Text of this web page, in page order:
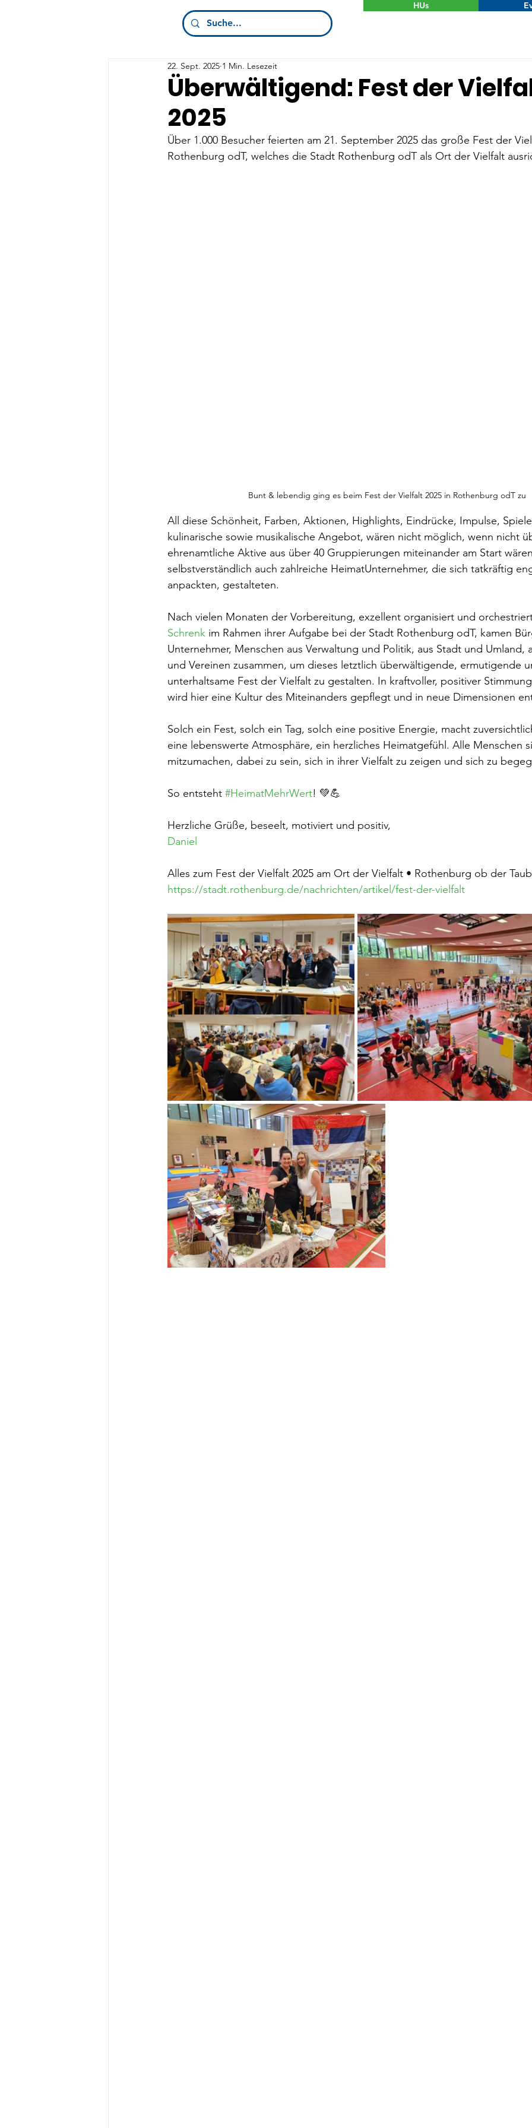
HUs
Überwältigend: Fest der
2025
22. Sept. 2025 1 Min. Lesezeit
Über 1.000 Besucher feierten am 21. September 2025 das große Fest der
Rothenburg odT, welches die Stadt Rothenburg odT als Ort der Vielfalt
Bunt & lebendig ging es beim Fest der Vielfalt 2025 in Rothenburg odT zu
All diese Schönheit, Farben, Aktionen, Highlights, Eindrücke, Impulse,
kulinarische sowie musikalische Angebot, wären nicht möglich, wenn nicht
ehrenamtliche Aktive aus über 40 Gruppierungen miteinander am Start
selbstverständlich auch zahlreiche HeimatUnternehmer, die sich tatkräftig
anpackten, gestalteten.
Nach vielen Monaten der Vorbereitung, exzellent organisiert und
Schrenk im Rahmen ihrer Aufgabe bei der Stadt Rothenburg odT, kamen
Unternehmer, Menschen aus Verwaltung und Politik, aus Stadt und Umland,
und Vereinen zusammen, um dieses letztlich überwältigende, ermutigende
unterhaltsame Fest der Vielfalt zu gestalten. In kraftvoller, positiver
wird hier eine Kultur des Miteinanders gepflegt und in neue Dimensionen
Solch ein Fest, solch ein Tag, solch eine positive Energie, macht
eine lebenswerte Atmosphäre, ein herzliches Heimatgefühl. Alle Menschen
mitzumachen, dabei zu sein, sich in ihrer Vielfalt zu zeigen und sich zu
So entsteht #HeimatMehrWert! 💚💪
Herzliche Grüße, beseelt, motiviert und positiv,
Daniel
Alles zum Fest der Vielfalt 2025 am Ort der Vielfalt • Rothenburg ob der
https://stadt.rothenburg.de/nachrichten/artikel/fest-der-vielfalt